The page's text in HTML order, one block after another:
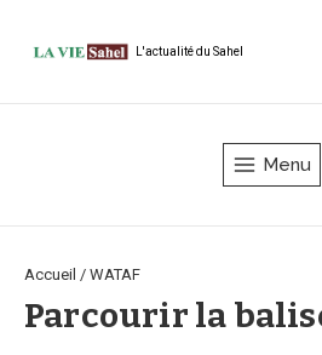
L'actualité du Sahel
Menu
Accueil / WATAF
Parcourir la